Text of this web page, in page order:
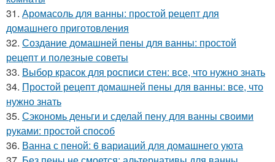
31. Аромасоль для ванны: простой рецепт для
домашнего приготовления
32. Создание домашней пены для ванны: простой
рецепт и полезные советы
33. Выбор красок для росписи стен: все, что нужно знать
34. Простой рецепт домашней пены для ванны: все, что
нужно знать
35. Сэкономь деньги и сделай пену для ванны своими
руками: простой способ
36. Ванна с пеной: 6 вариаций для домашнего уюта